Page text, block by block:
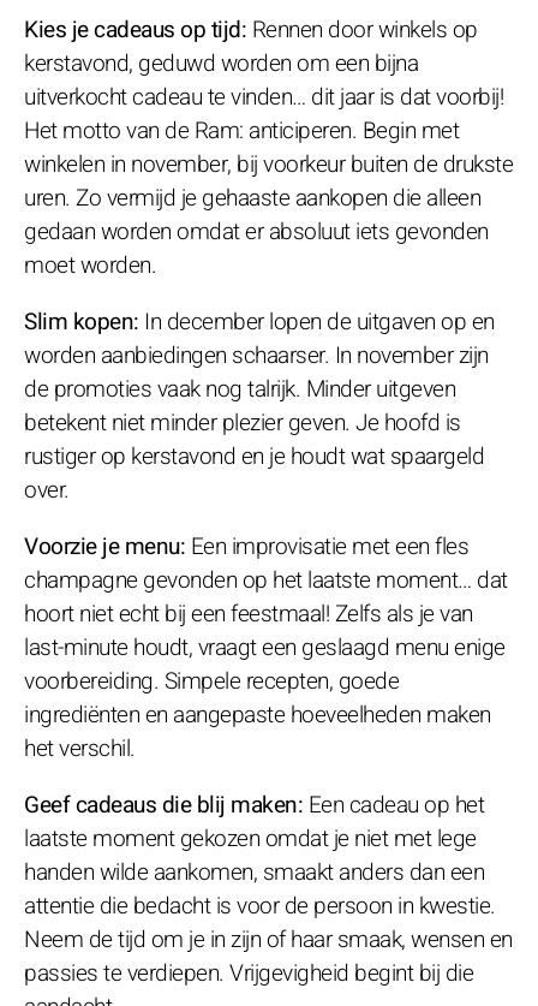
Kies je cadeaus op tijd: Rennen door winkels op
kerstavond, geduwd worden om een bijna
uitverkocht cadeau te vinden… dit jaar is dat voorbij!
Het motto van de Ram: anticiperen. Begin met
winkelen in november, bij voorkeur buiten de drukste
uren. Zo vermijd je gehaaste aankopen die alleen
gedaan worden omdat er absoluut iets gevonden
moet worden.
Slim kopen: In december lopen de uitgaven op en
worden aanbiedingen schaarser. In november zijn
de promoties vaak nog talrijk. Minder uitgeven
betekent niet minder plezier geven. Je hoofd is
rustiger op kerstavond en je houdt wat spaargeld
over.
Voorzie je menu: Een improvisatie met een fles
champagne gevonden op het laatste moment… dat
hoort niet echt bij een feestmaal! Zelfs als je van
last-minute houdt, vraagt een geslaagd menu enige
voorbereiding. Simpele recepten, goede
ingrediënten en aangepaste hoeveelheden maken
het verschil.
Geef cadeaus die blij maken: Een cadeau op het
laatste moment gekozen omdat je niet met lege
handen wilde aankomen, smaakt anders dan een
attentie die bedacht is voor de persoon in kwestie.
Neem de tijd om je in zijn of haar smaak, wensen en
passies te verdiepen. Vrijgevigheid begint bij die